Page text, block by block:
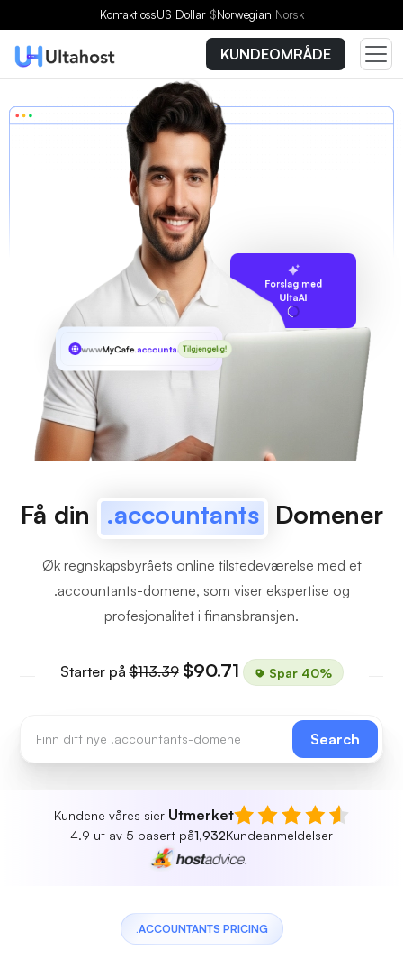
Kontakt ossUS Dollar $Norwegian Norsk
KUNDEOMRÅDE
Forslag med
UltaAI
wwwMyCafe.accountantsTilgjengelig!
Få din .accountants Domener
Øk regnskapsbyråets online tilstedeværelse med et
.accountants-domene, som viser ekspertise og
profesjonalitet i finansbransjen.
Starter på$113.39 $90.71 Spar 40%
Search
Kundene våres sier Utmerket
4.9 ut av 5 basert på1,932Kundeanmeldelser
.ACCOUNTANTS PRICING